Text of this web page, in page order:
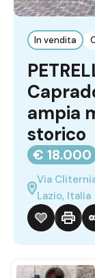
In vendita
ampia
storico
€ 18.000
Via
Lazio, Italia